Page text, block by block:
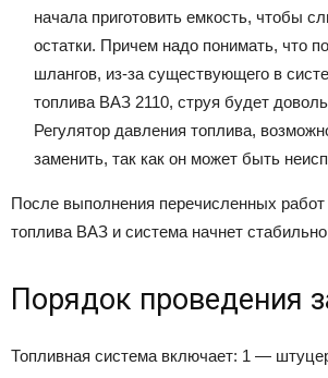
начала приготовить емкость, чтобы
остатки. Причем надо понимать, что
шлангов, из-за существующего в
топлива ВАЗ 2110, струя будет
Регулятор давления топлива,
заменить, так как он может быть
После выполнения перечисленных работ
топлива ВАЗ и система начнет
Порядок проведения
Топливная система включает: 1 —